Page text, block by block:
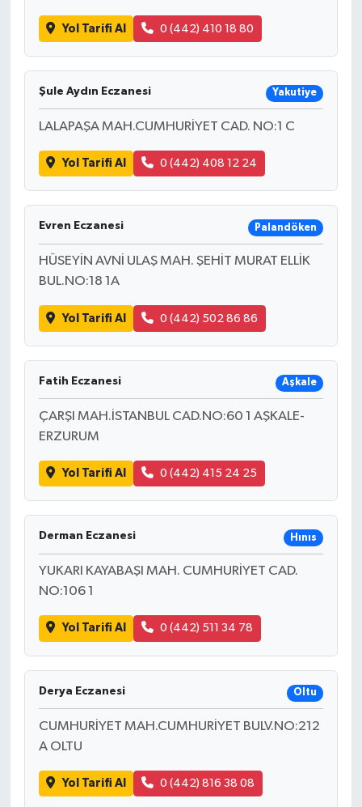
Yol Tarifi Al 0 (442) 410 18 80
Şule Aydın Eczanesi Yakutiye
LALAPAŞA MAH.CUMHURİYET CAD. NO:1 C
Yol Tarifi Al 0 (442) 408 12 24
Evren Eczanesi Palandöken
HÜSEYİN AVNİ ULAŞ MAH. ŞEHİT MURAT ELLİK
BUL.NO:18 1A
Yol Tarifi Al 0 (442) 502 86 86
Fatih Eczanesi Aşkale
ÇARŞI MAH.İSTANBUL CAD.NO:60 1 AŞKALE-
ERZURUM
Yol Tarifi Al 0 (442) 415 24 25
Derman Eczanesi Hınıs
YUKARI KAYABAŞI MAH. CUMHURİYET CAD.
NO:106 1
Yol Tarifi Al 0 (442) 511 34 78
Derya Eczanesi Oltu
CUMHURİYET MAH.CUMHURİYET BULV.NO:212
A OLTU
Yol Tarifi Al 0 (442) 816 38 08